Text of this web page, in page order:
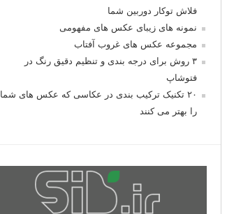
فلاش توکار دوربین شما
نمونه های زیبای عکس های مفهومی
مجموعه عکس های غروب آفتاب
۳ روش برای درجه بندی و تنظیم دقیق رنگ در
فتوشاپ
۲۰ تکنیک ترکیب بندی در عکاسی که عکس های شما
را بهتر می کنند